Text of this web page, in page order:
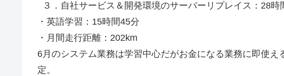
３．自社サービス＆開発環境のサーバーリプレイス：28時
・英語学習：15時間45分
・月間走行距離：202km
6月のシステム業務は学習中心だがお金になる業務に即使え
定。